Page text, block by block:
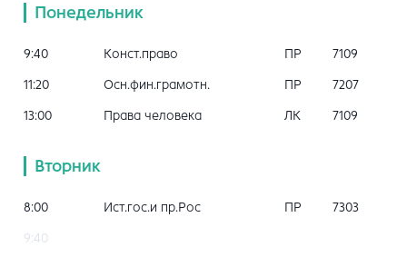
Понедельник
9:40 Конст.право ПР 7109
11:20 Осн.фин.грамотн. ПР 7207
13:00 Права человека ЛК 7109
Вторник
8:00 Ист.гос.и пр.Рос ПР 7303
9:40